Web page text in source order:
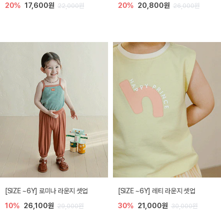
20% 17,600원 22,000원 20% 20,800원 26,000원
[SIZE ~6Y] 로미나 라운지 셋업
10% 26,100원 29,000원
[SIZE ~6Y] 레티 라운지 셋업
30% 21,000원 30,000원